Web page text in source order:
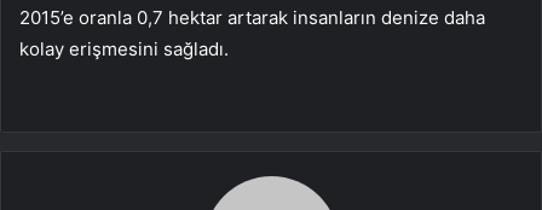
2015’e oranla 0,7 hektar artarak insanların denize daha
kolay erişmesini sağladı.